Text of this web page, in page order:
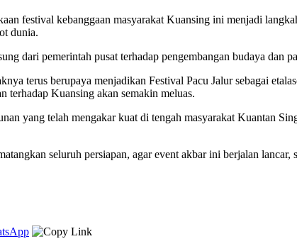
festival kebanggaan masyarakat Kuansing ini menjadi
dunia.
dari pemerintah pusat terhadap pengembangan budaya dan
terus berupaya menjadikan Festival Pacu Jalur sebagai
terhadap Kuansing akan semakin meluas.
yang telah mengakar kuat di tengah masyarakat Kuantan
seluruh persiapan, agar event akbar ini berjalan